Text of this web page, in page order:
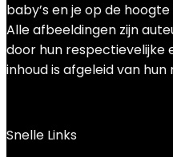
baby’s en je op de
Alle afbeeldingen zijn
door hun respectievelijke
inhoud is afgeleid van
Snelle Links